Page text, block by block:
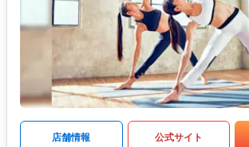
店舗情報 公式サイト